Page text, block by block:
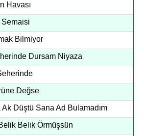
Havası
Bilmiyor
Dursam Niyaza
Değse
Ak Düştü Sana Ad Bulamadım
Belik Örmüşsün